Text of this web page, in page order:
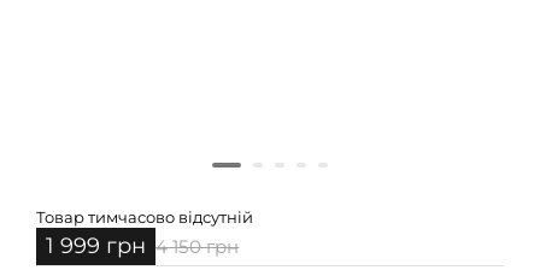
Товар тимчасово відсутній
1 999 грн 4 150 грн